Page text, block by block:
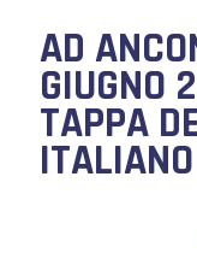
AD
GIUGNO
TAPPA